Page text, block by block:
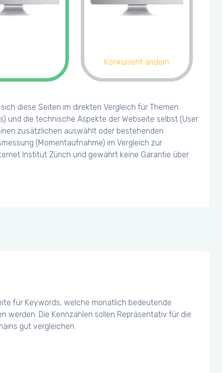
Konkurrent ändern
diese Seiten im direkten Vergleich für Themen:
und die technische Aspekte der Webseite selbst (User
zusätzlichen auswählt oder bestehenden
(Momentaufnahme) im Vergleich zur
Institut Zürich und gewährt keine Garantie über
für Keywords, welche monatlich bedeutende
werden. Die Kennzahlen sollen Repräsentativ für die
gut vergleichen.